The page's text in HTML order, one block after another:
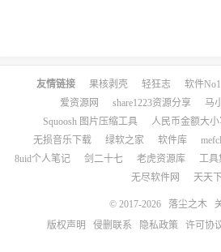
友情链接 果核剥壳 轻狂志 软件No1
爱资源网
share1223资源分享 马
Squoosh 图片压缩工具
人民币金额大
无损音乐下载
绿软之家 软件库
8uid个人笔记
剑二十七 老虎资源库 工具
无尽软件网
天天
© 2017-2026 落尘之木
版权声明
侵删联系 隐私政策 许可协